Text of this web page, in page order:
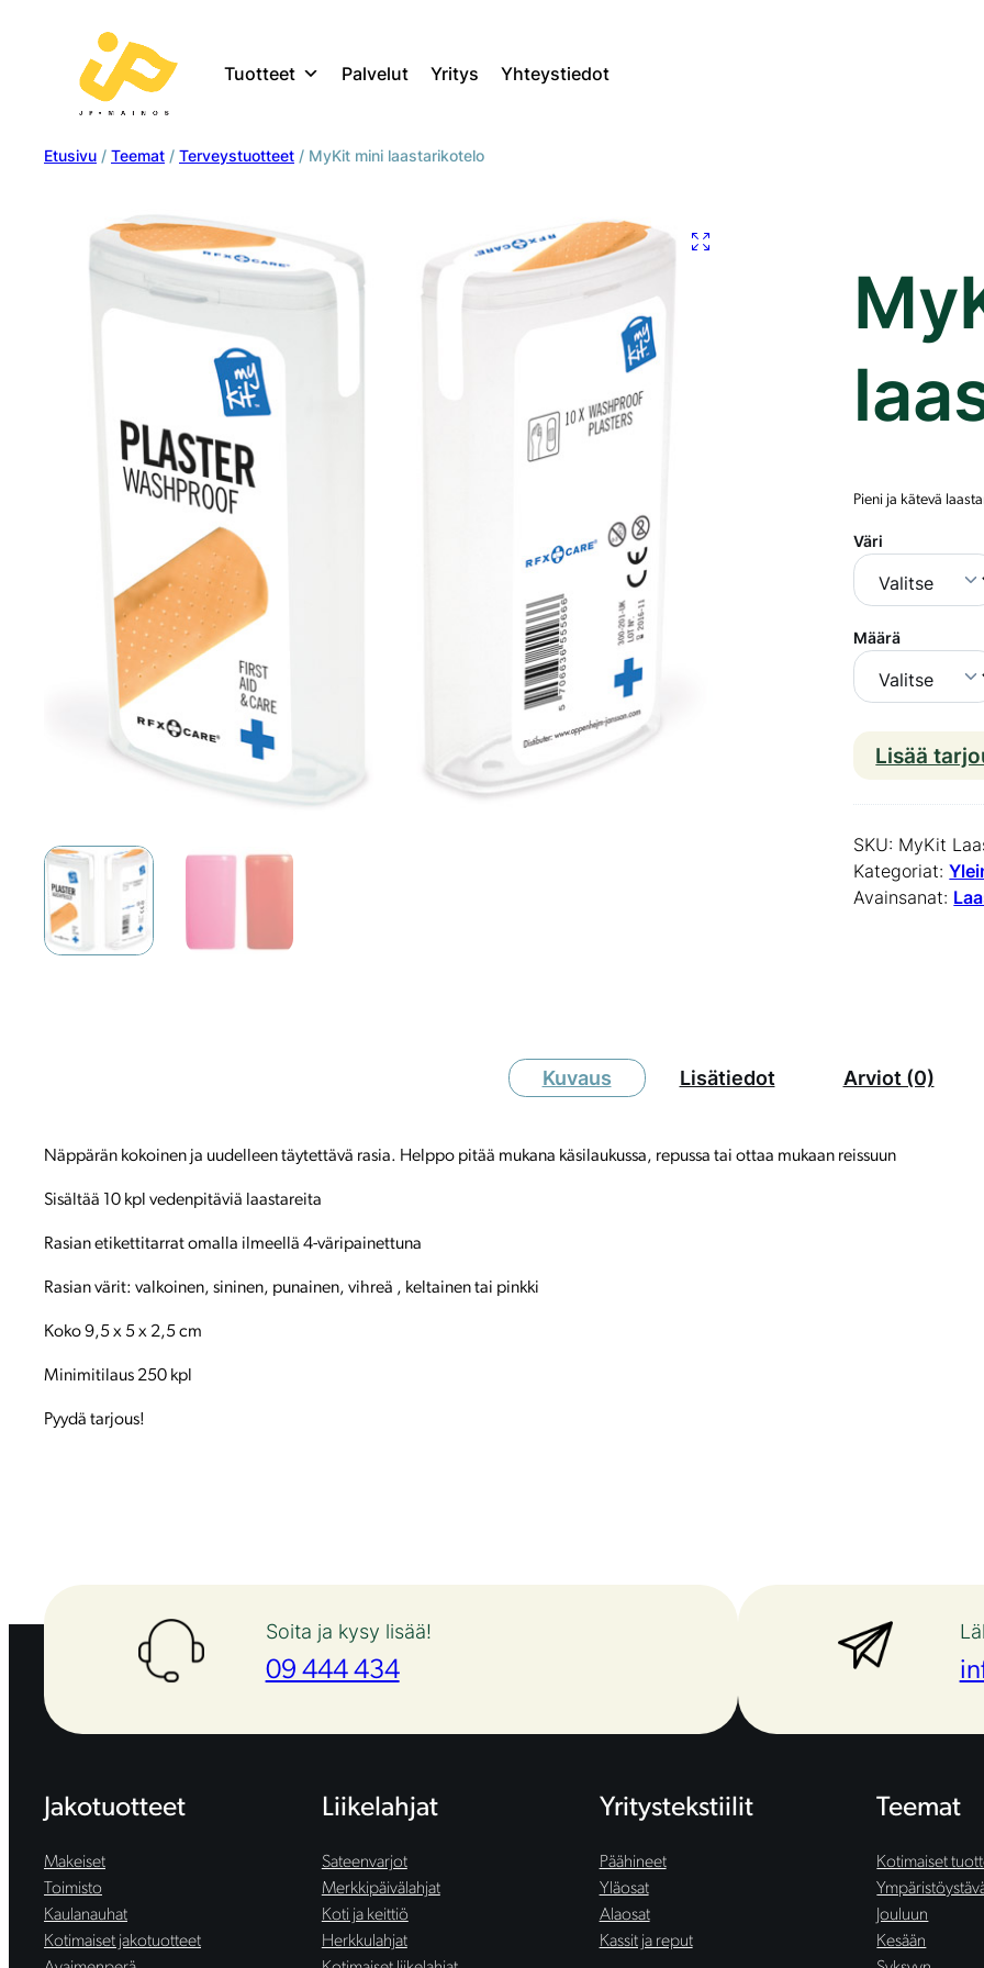
Tuotteet Palvelut Yritys Yhteystiedot
Etusivu / Teemat / Terveystuotteet / MyKit mini laastarikotelo
Pieni ja kätevä
Väri
Määrä
Lisää
SKU: MyKit
Kategoriat:
Avainsanat:
Kuvaus Lisätiedot Arviot (0)
Näppärän kokoinen ja uudelleen täytettävä rasia. Helppo pitää mukana käsilaukussa, repussa tai ottaa mukaan reissuun
Sisältää 10 kpl vedenpitäviä laastareita
Rasian etikettitarrat omalla ilmeellä 4-väripainettuna
Rasian värit: valkoinen, sininen, punainen, vihreä , keltainen tai pinkki
Koko 9,5 x 5 x 2,5 cm
Minimitilaus 250 kpl
Pyydä tarjous!
Soita ja kysy lisää!
09 444 434
Jakotuotteet
Makeiset
Toimisto
Kaulanauhat
Kotimaiset jakotuotteet
Liikelahjat
Sateenvarjot
Merkkipäivälahjat
Koti ja keittiö
Herkkulahjat
Yritystekstiilit
Päähineet
Yläosat
Alaosat
Kassit ja reput
Teemat
Kotimaiset
Jouluun
Kesään